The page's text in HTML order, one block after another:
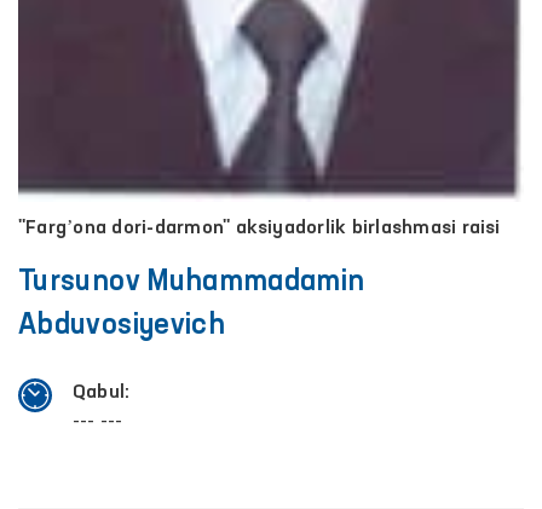
"Fargʼona dori-darmon" aksiyadorlik birlashmasi raisi
Tursunov Muhammadamin
Аbduvosiyevich
Qabul:
--- ---